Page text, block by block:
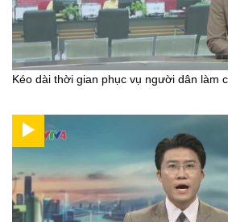
Kéo dài thời gian phục vụ người dân làm